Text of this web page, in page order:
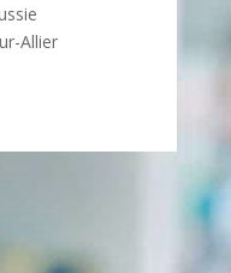
Allier